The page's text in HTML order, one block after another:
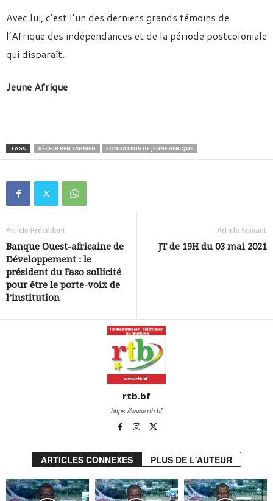
Avec lui, c’est l’un des derniers grands témoins de
l’Afrique des indépendances et de la période postcoloniale
qui disparaît.
Jeune Afrique
TAGS BÉCHIR BEN YAHMED FONDATEUR DE JEUNE AFRIQUE
Article Précédent
Banque Ouest-africaine de
Développement : le
président du Faso sollicité
pour être le porte-voix de
l’institution
Article Suivant
JT de 19H du 03 mai 2021
rtb.bf
https://www.rtb.bf
ARTICLES CONNEXES PLUS DE L'AUTEUR